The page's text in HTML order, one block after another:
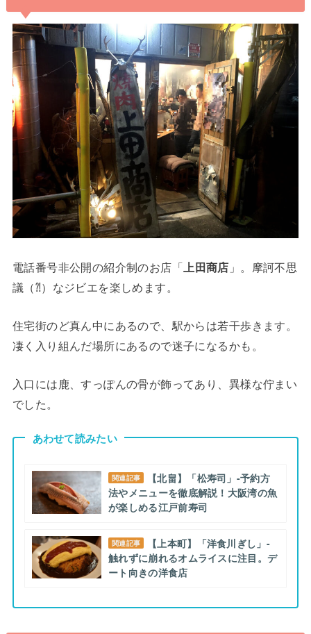
電話番号非公開の紹介制のお店「 上田商店 」。摩訶不思
議（⁈）なジビエを楽しめます。
住宅街のど真ん中にあるので、駅からは若干歩きます。
凄く入り組んだ場所にあるので迷子になるかも。
入口には鹿、すっぽんの骨が飾ってあり、異様な佇まい
でした。
あわせて読みたい
関連記事
【北畠】「松寿司」-予約方
法やメニューを徹底解説！大阪湾の魚
が楽しめる江戸前寿司
関連記事
【上本町】「洋食川ぎし」-
触れずに崩れるオムライスに注目。デ
ート向きの洋食店